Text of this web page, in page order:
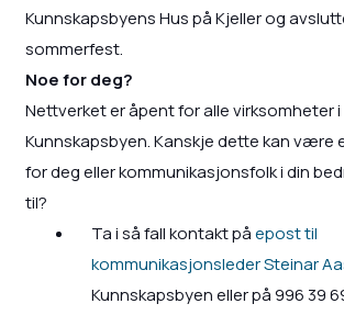
Kunnskapsbyens Hus på Kjeller og
sommerfest.
Noe for deg?
Nettverket er åpent for alle virksomheter i
Kunnskapsbyen. Kanskje dette kan være
for deg eller kommunikasjonsfolk i din
til?
Ta i så fall kontakt påepost til
kommunikasjonsleder Steinar
Kunnskapsbyen eller på 996 39